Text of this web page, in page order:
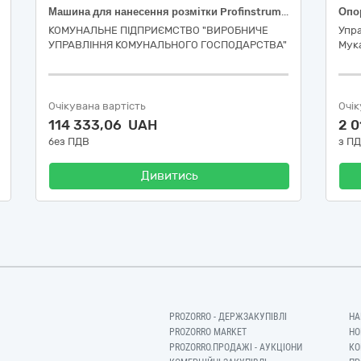
Машина для нанесення розмітки Profinstrument LS-1600 (або еквівалент)
КОМУНАЛЬНЕ ПІДПРИЄМСТВО "ВИРОБНИЧЕ
УПРАВЛІННЯ КОМУНАЛЬНОГО ГОСПОДАРСТВА"
Очікувана вартість
114 333,06 UAH
без ПДВ
Дивитись
2
з
PROZORRO - ДЕРЖЗАКУПІВЛІ
PROZORRO MARKET
PROZORRO.ПРОДАЖІ - АУКЦІОНИ